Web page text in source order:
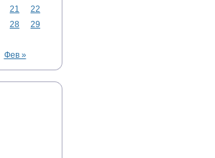
Фев »
21
22
28
29